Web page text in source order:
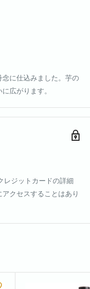
に仕込みました。芋の
広がります。
レジットカードの詳細
クセスすることはあり